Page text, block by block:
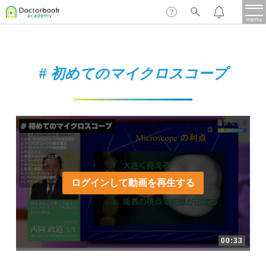
menu
歯冠補綴
審美歯科
有床義歯
小児歯科
歯科矯正
口腔外科・歯科麻酔
インプラント
新規登録 ログイン 新着
LIVE 特集 DBラーニング
臨床知見録
LIFE STYLE コラム
# 初めてのマイクロスコープ
ログインして動画を再生する
00:33